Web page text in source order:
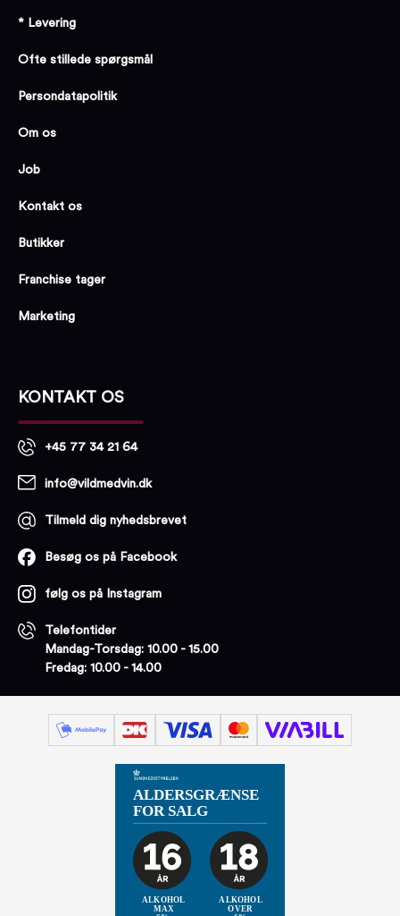
* Levering
Ofte stillede spørgsmål
Persondatapolitik
Om os
Job
Kontakt os
Butikker
Franchise tager
Marketing
KONTAKT OS
+45 77 34 21 64
info@vildmedvin.dk
Tilmeld dig nyhedsbrevet
Besøg os på Facebook
følg os på Instagram
Telefontider
Mandag-Torsdag: 10.00 - 15.00
Fredag: 10.00 - 14.00